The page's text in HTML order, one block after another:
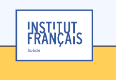
innehåll